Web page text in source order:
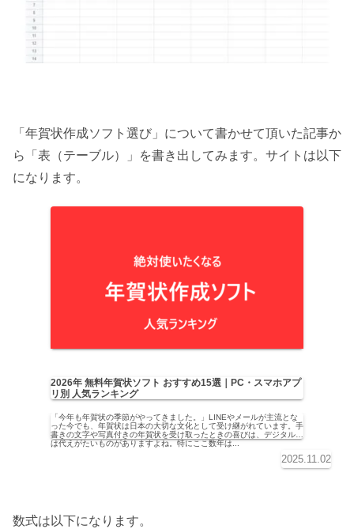
「年賀状作成ソフト選び」について書かせて頂いた記事か
ら「表（テーブル）」を書き出してみます。サイトは以下
になります。
2026年 無料年賀状ソフト おすすめ15選｜PC・スマホアプ
リ別 人気ランキング
「今年も年賀状の季節がやってきました。」LINEやメールが主流とな
った今でも、年賀状は日本の大切な文化として受け継がれています。手
書きの文字や写真付きの年賀状を受け取ったときの喜びは、デジタルで
は代えがたいものがありますよね。特にここ数年は...
2025.11.02
数式は以下になります。